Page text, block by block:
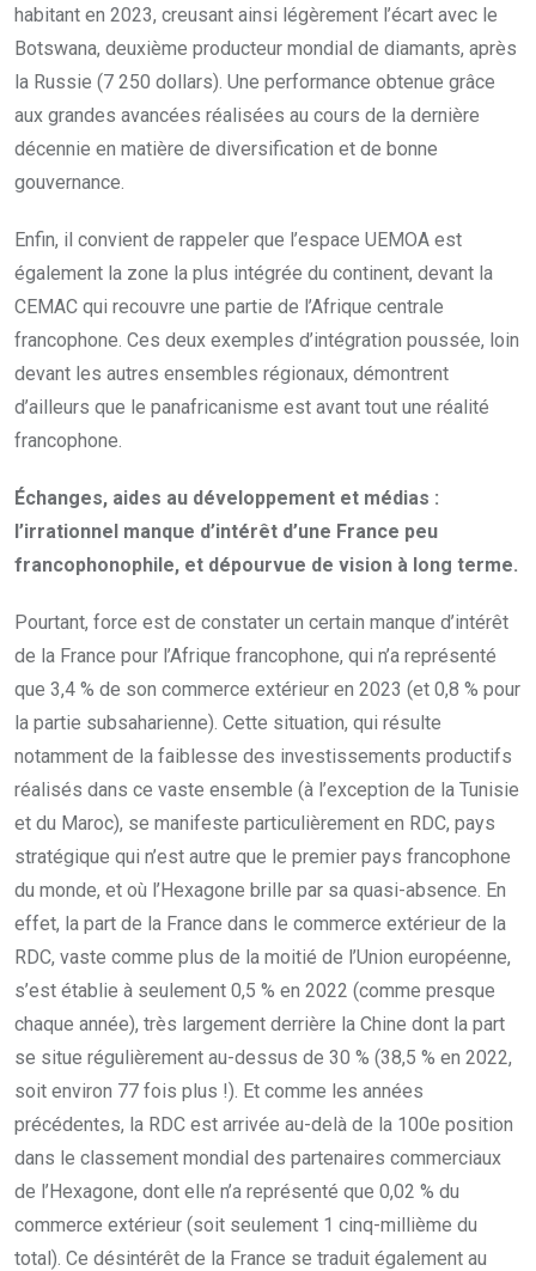
habitant en 2023, creusant ainsi légèrement l’écart avec le
Botswana, deuxième producteur mondial de diamants, après
la Russie (7 250 dollars). Une performance obtenue grâce
aux grandes avancées réalisées au cours de la dernière
décennie en matière de diversification et de bonne
gouvernance.
Enfin, il convient de rappeler que l’espace UEMOA est
également la zone la plus intégrée du continent, devant la
CEMAC qui recouvre une partie de l’Afrique centrale
francophone. Ces deux exemples d’intégration poussée, loin
devant les autres ensembles régionaux, démontrent
d’ailleurs que le panafricanisme est avant tout une réalité
francophone.
Échanges, aides au développement et médias :
l’irrationnel manque d’intérêt d’une France peu
francophonophile, et dépourvue de vision à long terme.
Pourtant, force est de constater un certain manque d’intérêt
de la France pour l’Afrique francophone, qui n’a représenté
que 3,4 % de son commerce extérieur en 2023 (et 0,8 % pour
la partie subsaharienne). Cette situation, qui résulte
notamment de la faiblesse des investissements productifs
réalisés dans ce vaste ensemble (à l’exception de la Tunisie
et du Maroc), se manifeste particulièrement en RDC, pays
stratégique qui n’est autre que le premier pays francophone
du monde, et où l’Hexagone brille par sa quasi-absence. En
effet, la part de la France dans le commerce extérieur de la
RDC, vaste comme plus de la moitié de l’Union européenne,
s’est établie à seulement 0,5 % en 2022 (comme presque
chaque année), très largement derrière la Chine dont la part
se situe régulièrement au-dessus de 30 % (38,5 % en 2022,
soit environ 77 fois plus !). Et comme les années
précédentes, la RDC est arrivée au-delà de la 100e position
dans le classement mondial des partenaires commerciaux
de l’Hexagone, dont elle n’a représenté que 0,02 % du
commerce extérieur (soit seulement 1 cinq-millième du
total). Ce désintérêt de la France se traduit également au